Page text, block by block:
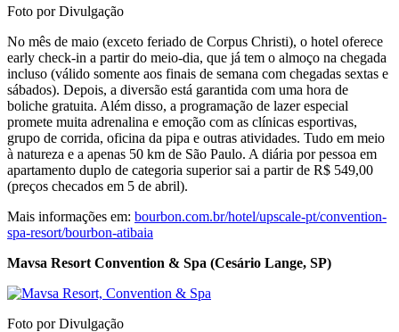
Foto por Divulgação
No mês de maio (exceto feriado de Corpus Christi), o hotel oferece
early check-in a partir do meio-dia, que já tem o almoço na chegada
incluso (válido somente aos finais de semana com chegadas sextas e
sábados). Depois, a diversão está garantida com uma hora de
boliche gratuita. Além disso, a programação de lazer especial
promete muita adrenalina e emoção com as clínicas esportivas,
grupo de corrida, oficina da pipa e outras atividades. Tudo em meio
à natureza e a apenas 50 km de São Paulo. A diária por pessoa em
apartamento duplo de categoria superior sai a partir de R$ 549,00
(preços checados em 5 de abril).
Mais informações em: bourbon.com.br/hotel/upscale-pt/convention-
spa-resort/bourbon-atibaia
Mavsa Resort Convention & Spa (Cesário Lange, SP)
Foto por Divulgação